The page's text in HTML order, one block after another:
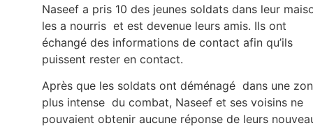
Naseef a pris 10 des jeunes soldats dans leur
les a nourris et est devenue leurs amis. Ils ont
échangé des informations de contact afin qu’ils
puissent rester en contact.
Après que les soldats ont déménagé dans une
plus intense du combat, Naseef et ses voisins ne
pouvaient obtenir aucune réponse de leurs